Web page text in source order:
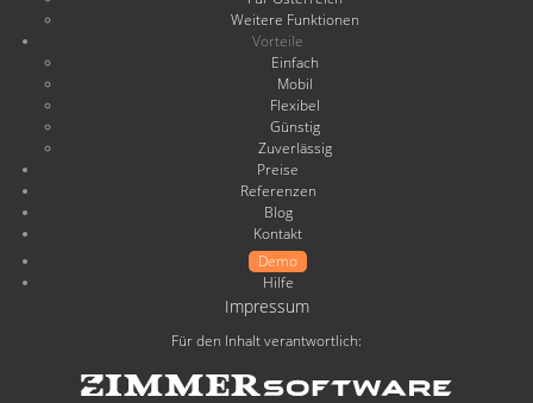
Weitere Funktionen
Vorteile
Einfach
Mobil
Flexibel
Günstig
Zuverlässig
Preise
Referenzen
Blog
Kontakt
Demo
Hilfe
Impressum
Für den Inhalt verantwortlich: